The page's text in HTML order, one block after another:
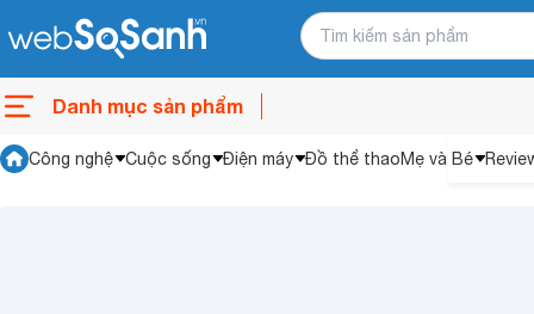
Danh mục sản phẩm
Công nghệ Cuộc sống Điện máy Đồ thể thaoMẹ và Bé